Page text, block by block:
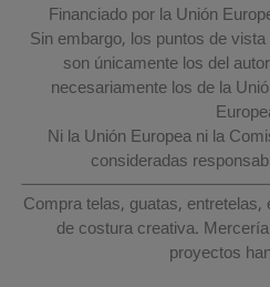
Financiado por la Unión
Sin embargo, los puntos de
son únicamente los del
necesariamente los de la
Ni la Unión Europea ni la
consideradas
Compra telas, guatas,
de costura creativa.
proyectos